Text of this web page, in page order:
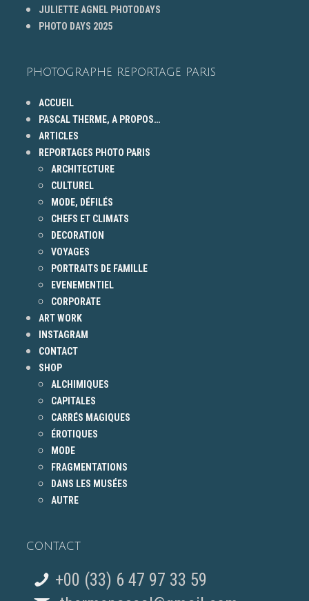
JULIETTE AGNEL PHOTODAYS
PHOTO DAYS 2025
PHOTOGRAPHE REPORTAGE PARIS
ACCUEIL
PASCAL THERME, A PROPOS…
ARTICLES
REPORTAGES PHOTO PARIS
ARCHITECTURE
CULTUREL
MODE, DÉFILÉS
CHEFS ET CLIMATS
DECORATION
VOYAGES
PORTRAITS DE FAMILLE
EVENEMENTIEL
CORPORATE
ART WORK
INSTAGRAM
CONTACT
SHOP
ALCHIMIQUES
CAPITALES
CARRÉS MAGIQUES
ÉROTIQUES
MODE
FRAGMENTATIONS
DANS LES MUSÉES
AUTRE
CONTACT
+00 (33) 6 47 97 33 59